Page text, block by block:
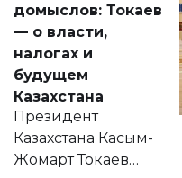
домыслов: Токаев
— о власти,
налогах и
будущем
Казахстана
Президент
Казахстана Касым-
Жомарт Токаев